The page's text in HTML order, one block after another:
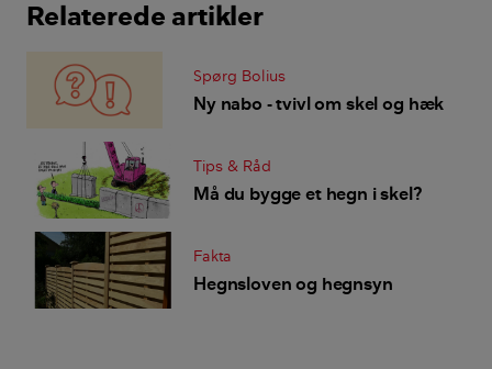
Relaterede artikler
Spørg Bolius
Ny nabo - tvivl om skel og hæk
Tips & Råd
Må du bygge et hegn i skel?
Fakta
Hegnsloven og hegnsyn